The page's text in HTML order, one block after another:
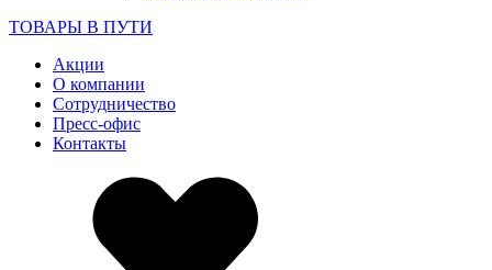
ТОВАРЫ В ПУТИ
Акции
О компании
Сотрудничество
Пресс-офис
Контакты